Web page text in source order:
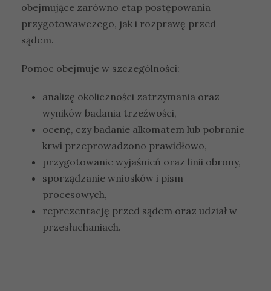
obejmujące zarówno etap postępowania
przygotowawczego, jak i rozprawę przed
sądem.
Pomoc obejmuje w szczególności:
analizę okoliczności zatrzymania oraz
wyników badania trzeźwości,
ocenę, czy badanie alkomatem lub pobranie
krwi przeprowadzono prawidłowo,
przygotowanie wyjaśnień oraz linii obrony,
sporządzanie wniosków i pism
procesowych,
reprezentację przed sądem oraz udział w
przesłuchaniach.